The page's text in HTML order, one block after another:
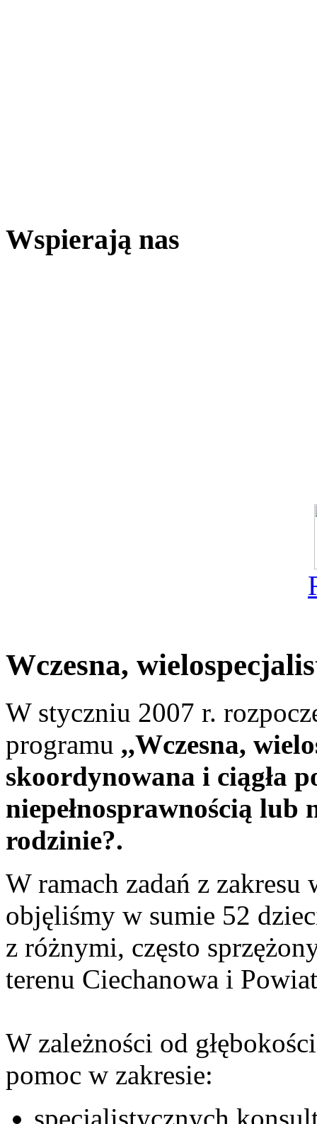
Wspierają nas
Wczesna,
W styczniu 2007 r.
programu ,,Wczesna,
skoordynowana i ciągła
niepełnosprawnością lub
rodzinie?.
W ramach zadań z zakresu
objęliśmy w sumie 52
z różnymi, często
terenu Ciechanowa i
W zależności od
pomoc w zakresie:
specjalistycznych